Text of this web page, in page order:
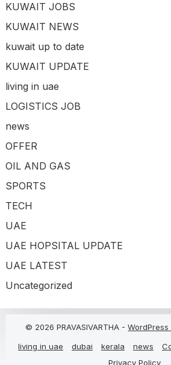
KUWAIT JOBS
KUWAIT NEWS
kuwait up to date
KUWAIT UPDATE
living in uae
LOGISTICS JOB
news
OFFER
OIL AND GAS
SPORTS
TECH
UAE
UAE HOPSITAL UPDATE
UAE LATEST
Uncategorized
© 2026 PRAVASIVARTHA -WordPress
living in uae
dubai kerala news
Privacy Policy